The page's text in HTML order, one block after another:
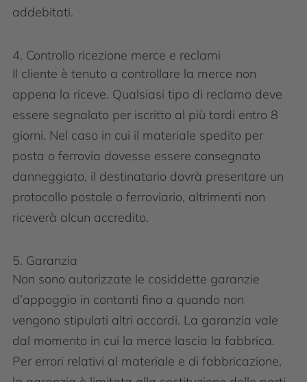
addebitati.
4. Controllo ricezione merce e reclami
Il cliente è tenuto a controllare la merce non
appena la riceve. Qualsiasi tipo di reclamo deve
essere segnalato per iscritto al più tardi entro 8
giorni. Nel caso in cui il materiale spedito per
posta o ferrovia dovesse essere consegnato
danneggiato, il destinatario dovrà presentare un
protocollo postale o ferroviario, altrimenti non
riceverà alcun accredito.
5. Garanzia
Non sono autorizzate le cosiddette garanzie
d’appoggio in contanti fino a quando non
vengono stipulati altri accordi. La garanzia vale
dal momento in cui la merce lascia la fabbrica.
Per errori relativi al materiale e di fabbricazione,